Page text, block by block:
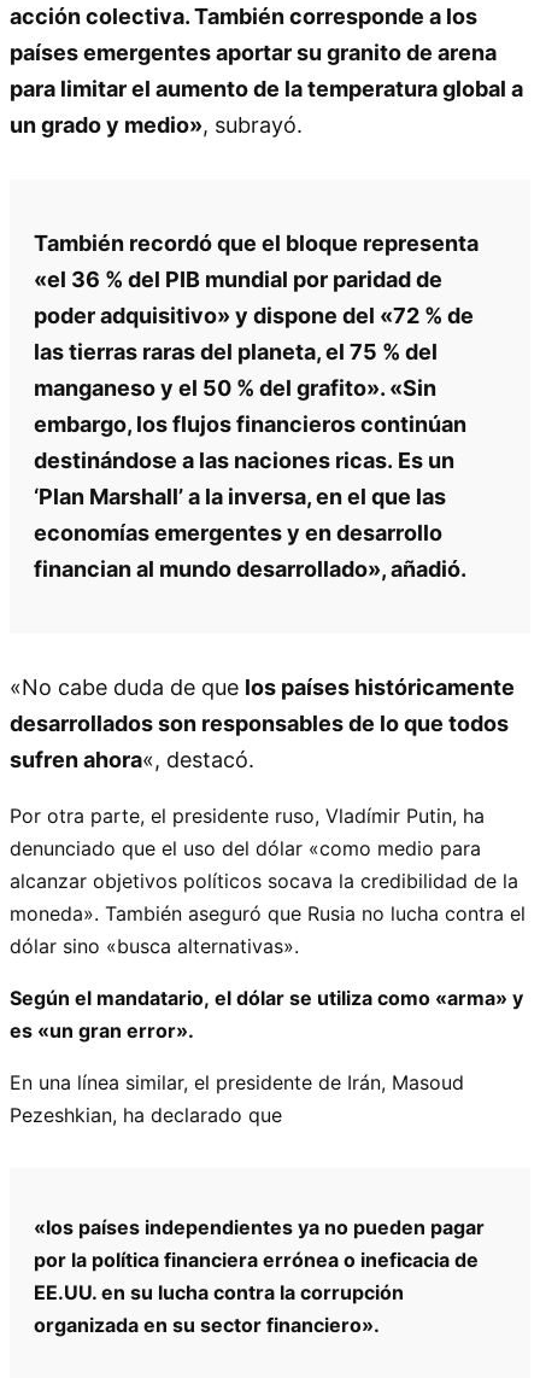
acción colectiva. También corresponde a los
países emergentes aportar su granito de arena
para limitar el aumento de la temperatura global a
un grado y medio», subrayó.
También recordó que el bloque representa
«el 36 % del PIB mundial por paridad de
poder adquisitivo» y dispone del «72 % de
las tierras raras del planeta, el 75 % del
manganeso y el 50 % del grafito». «Sin
embargo, los flujos financieros continúan
destinándose a las naciones ricas. Es un
‘Plan Marshall’ a la inversa, en el que las
economías emergentes y en desarrollo
financian al mundo desarrollado», añadió.
«No cabe duda de que los países históricamente
desarrollados son responsables de lo que todos
sufren ahora«, destacó.
Por otra parte, el presidente ruso, Vladímir Putin, ha
denunciado que el uso del dólar «como medio para
alcanzar objetivos políticos socava la credibilidad de la
moneda». También aseguró que Rusia no lucha contra el
dólar sino «busca alternativas».
Según el mandatario, el dólar se utiliza como «arma» y
es «un gran error».
En una línea similar, el presidente de Irán, Masoud
Pezeshkian, ha declarado que
«los países independientes ya no pueden pagar
por la política financiera errónea o ineficacia de
EE.UU. en su lucha contra la corrupción
organizada en su sector financiero».